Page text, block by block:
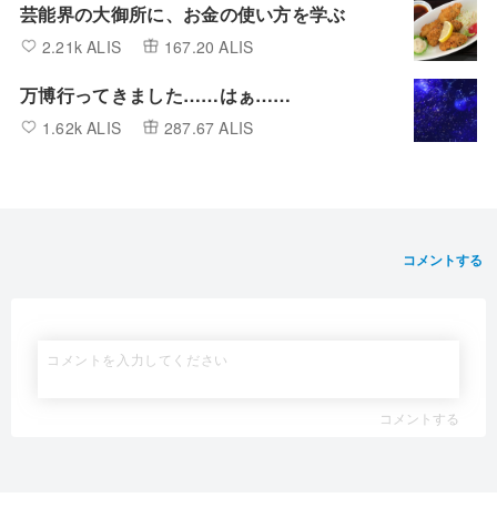
芸能界の大御所に、お金の使い方を学ぶ
2.21k ALIS 167.20 ALIS
万博行ってきました……はぁ……
1.62k ALIS 287.67 ALIS
コメントする
コメントする